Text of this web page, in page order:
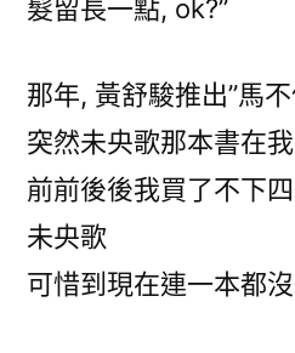
髮留長一點, ok?”
那年, 黃舒駿推出”馬
突然未央歌那本書在
前前後後我買了不下
未央歌
可惜到現在連一本都